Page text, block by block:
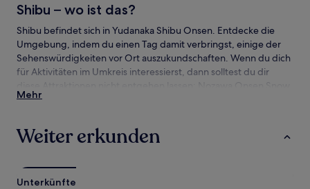
zusätzliche
gelten.
Shibu – wo ist das?
Shibu befindet sich in Yudanaka Shibu Onsen. Entdecke die
Umgebung, indem du einen Tag damit verbringst, einige der
Sehenswürdigkeiten vor Ort auszukundschaften. Wenn du dich
für Aktivitäten im Umkreis interessierst, dann solltest du dir
Resort und Yudanaka Onsen.
Sehenswürdigkeiten und Aktivitäten nahe
Shibu
Sehenswürdigkeiten nahe Shibu
Mehr
Weiter erkunden
Unterkünfte